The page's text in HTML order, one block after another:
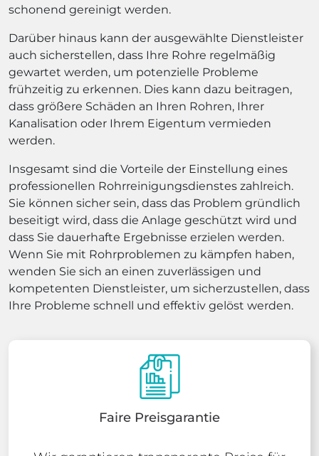
schonend gereinigt werden.
Darüber hinaus kann der ausgewählte Dienstleister
auch sicherstellen, dass Ihre Rohre regelmäßig
gewartet werden, um potenzielle Probleme
frühzeitig zu erkennen. Dies kann dazu beitragen,
dass größere Schäden an Ihren Rohren, Ihrer
Kanalisation oder Ihrem Eigentum vermieden
werden.
Insgesamt sind die Vorteile der Einstellung eines
professionellen Rohrreinigungsdienstes zahlreich.
Sie können sicher sein, dass das Problem gründlich
beseitigt wird, dass die Anlage geschützt wird und
dass Sie dauerhafte Ergebnisse erzielen werden.
Wenn Sie mit Rohrproblemen zu kämpfen haben,
wenden Sie sich an einen zuverlässigen und
kompetenten Dienstleister, um sicherzustellen, dass
Ihre Probleme schnell und effektiv gelöst werden.
Faire Preisgarantie